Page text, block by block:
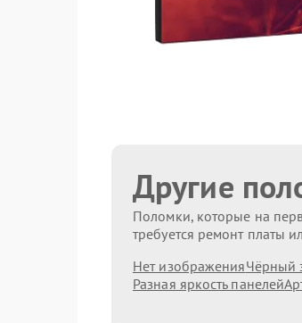
Другие
Поломки, которые на
требуется ремонт платы
Нет изображенияЧёрный
Разная яркость панелей